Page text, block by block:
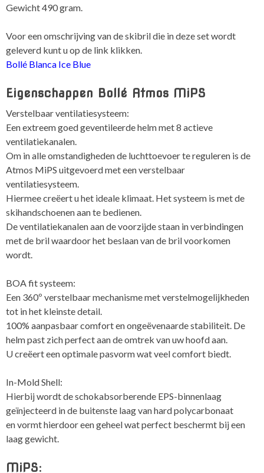
Gewicht 490 gram.
Voor een omschrijving van de skibril die in deze set wordt
geleverd kunt u op de link klikken.
Bollé Blanca Ice Blue
Eigenschappen Bollé Atmos MiPS
Verstelbaar ventilatiesysteem:
Een extreem goed geventileerde helm met 8 actieve
ventilatiekanalen.
Om in alle omstandigheden de luchttoevoer te reguleren is de
Atmos MiPS uitgevoerd met een verstelbaar
ventilatiesysteem.
Hiermee creëert u het ideale klimaat. Het systeem is met de
skihandschoenen aan te bedienen.
De ventilatiekanalen aan de voorzijde staan in verbindingen
met de bril waardoor het beslaan van de bril voorkomen
wordt.
BOA fit systeem:
Een 360º verstelbaar mechanisme met verstelmogelijkheden
tot in het kleinste detail.
100% aanpasbaar comfort en ongeëvenaarde stabiliteit. De
helm past zich perfect aan de omtrek van uw hoofd aan.
U creëert een optimale pasvorm wat veel comfort biedt.
In-Mold Shell:
Hierbij wordt de schokabsorberende EPS-binnenlaag
geïnjecteerd in de buitenste laag van hard polycarbonaat
en vormt hierdoor een geheel wat perfect beschermt bij een
laag gewicht.
MiPS: